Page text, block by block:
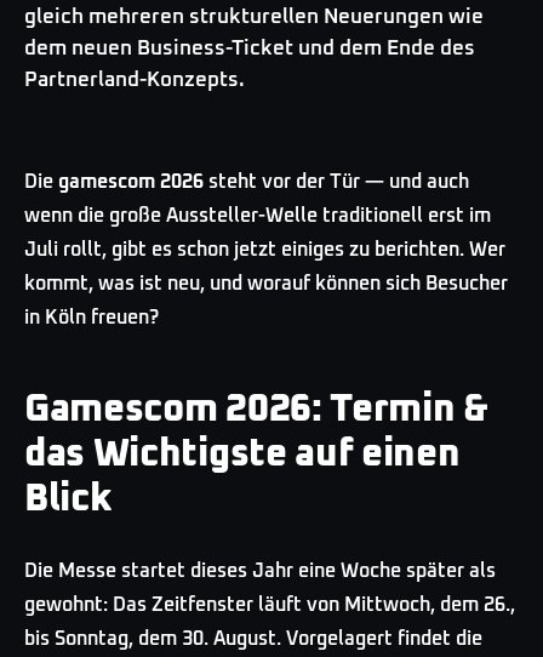
gleich mehreren strukturellen Neuerungen wie
dem neuen Business-Ticket und dem Ende des
Partnerland-Konzepts.
Die gamescom 2026 steht vor der Tür — und auch
wenn die große Aussteller-Welle traditionell erst im
Juli rollt, gibt es schon jetzt einiges zu berichten. Wer
kommt, was ist neu, und worauf können sich Besucher
in Köln freuen?
Gamescom 2026: Termin &
das Wichtigste auf einen
Blick
Die Messe startet dieses Jahr eine Woche später als
gewohnt: Das Zeitfenster läuft von Mittwoch, dem 26.,
bis Sonntag, dem 30. August. Vorgelagert findet die